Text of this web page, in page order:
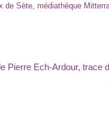
de Sète, médiathèque
Pierre Ech-Ardour, trace